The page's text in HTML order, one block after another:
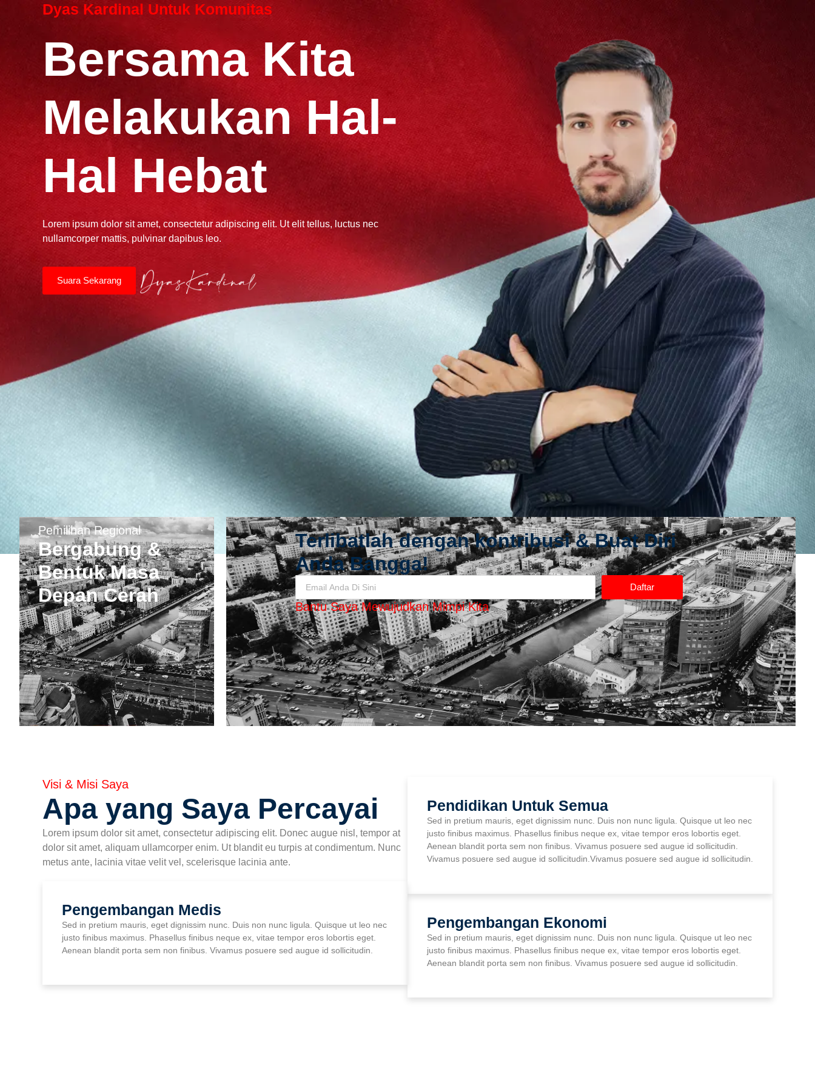
Dyas Kardinal Untuk Komunitas
Bersama Kita
Melakukan Hal-
Hal Hebat
Lorem ipsum dolor sit amet, consectetur adipiscing elit. Ut elit tellus, luctus nec
nullamcorper mattis, pulvinar dapibus leo.
Suara Sekarang
Pemilihan Regional
Bergabung &
Bentuk Masa
Depan Cerah
Terlibatlah dengan kontribusi & Buat Diri
Anda Bangga!
Daftar
Bantu Saya Mewujudkan Mimpi Kita
Visi & Misi Saya
Apa yang Saya Percayai
Lorem ipsum dolor sit amet, consectetur adipiscing elit. Donec augue nisl, tempor at
dolor sit amet, aliquam ullamcorper enim. Ut blandit eu turpis at condimentum. Nunc
metus ante, lacinia vitae velit vel, scelerisque lacinia ante.
Pengembangan Medis
Sed in pretium mauris, eget dignissim nunc. Duis non nunc ligula. Quisque ut leo nec
justo finibus maximus. Phasellus finibus neque ex, vitae tempor eros lobortis eget.
Aenean blandit porta sem non finibus. Vivamus posuere sed augue id sollicitudin.
Pendidikan Untuk Semua
Sed in pretium mauris, eget dignissim nunc. Duis non nunc ligula. Quisque ut leo nec
justo finibus maximus. Phasellus finibus neque ex, vitae tempor eros lobortis eget.
Aenean blandit porta sem non finibus. Vivamus posuere sed augue id sollicitudin.
Vivamus posuere sed augue id sollicitudin.Vivamus posuere sed augue id sollicitudin.
Pengembangan Ekonomi
Sed in pretium mauris, eget dignissim nunc. Duis non nunc ligula. Quisque ut leo nec
justo finibus maximus. Phasellus finibus neque ex, vitae tempor eros lobortis eget.
Aenean blandit porta sem non finibus. Vivamus posuere sed augue id sollicitudin.